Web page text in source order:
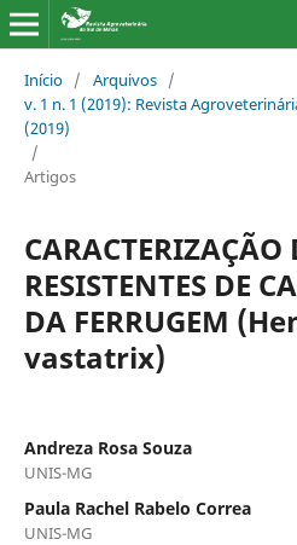
Início / Arquivos /
v. 1 n. 1 (2019): Revista
(2019)
/
Artigos
CARACTERIZAÇÃO
RESISTENTES DE
DA FERRUGEM
vastatrix)
Andreza Rosa Souza
UNIS-MG
Paula Rachel Rabelo Correa
UNIS-MG